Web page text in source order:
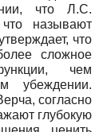
что Л.С.
называют
что
сложное
чем
убеждении.
согласно
глубокую